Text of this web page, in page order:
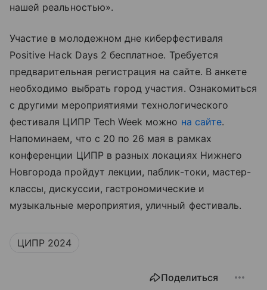
нашей реальностью».
Участие в молодежном дне киберфестиваля
Positive Hack Days 2 бесплатное. Требуется
предварительная регистрация на сайте. В анкете
необходимо выбрать город участия. Ознакомиться
с другими мероприятиями технологического
фестиваля ЦИПР Tech Week можно на сайте.
Напоминаем, что с 20 по 26 мая в рамках
конференции ЦИПР в разных локациях Нижнего
Новгорода пройдут лекции, паблик-токи, мастер-
классы, дискуссии, гастрономические и
музыкальные мероприятия, уличный фестиваль.
ЦИПР 2024
Поделиться